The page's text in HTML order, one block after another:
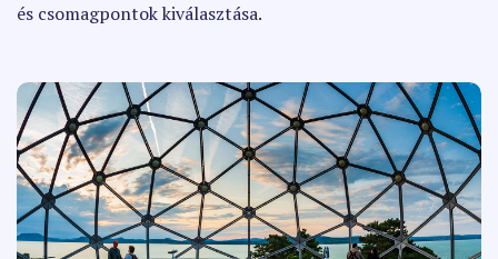
és csomagpontok kiválasztása.